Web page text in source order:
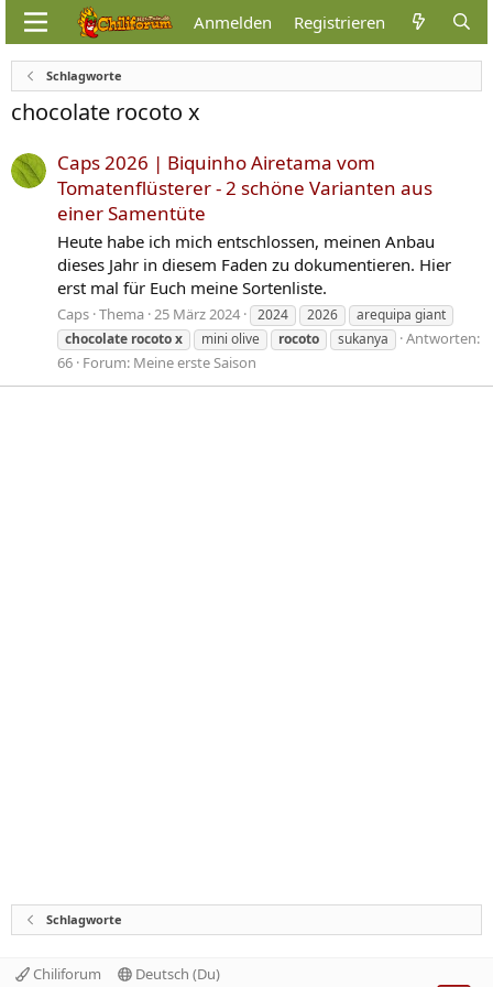
Anmelden Registrieren
Schlagworte
chocolate rocoto x
Caps 2026 | Biquinho Airetama vom
Tomatenflüsterer - 2 schöne Varianten aus
einer Samentüte
Heute habe ich mich entschlossen, meinen Anbau
dieses Jahr in diesem Faden zu dokumentieren. Hier
erst mal für Euch meine Sortenliste.
Caps Thema 25 März 2024 2024 2026
arequipa giant
chocolate rocotox mini olive rocoto sukanya
Antworten:
66 Forum: Meine erste Saison
Schlagworte
Chiliforum
Deutsch (Du)